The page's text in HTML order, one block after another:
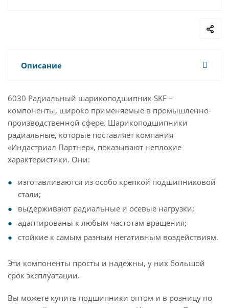
Описание
6030 Радиальный шарикоподшипник SKF –
компоненты, широко применяемые в промышленно-
производственной сфере. Шарикоподшипники
радиальные, которые поставляет компания
«Индастриал Партнер», показывают неплохие
характеристики. Они:
изготавливаются из особо крепкой подшипниковой
стали;
выдерживают радиальные и осевые нагрузки;
адаптированы к любым частотам вращения;
стойкие к самым разным негативным воздействиям.
Эти компоненты просты и надежны, у них большой
срок эксплуатации.
Вы можете купить подшипники оптом и в розницу по